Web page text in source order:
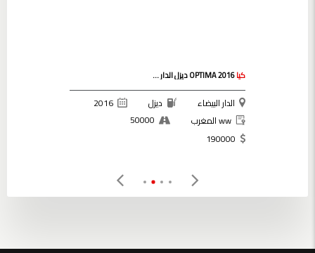
كيا
الدار البيضاء ديزل
2016
ww المغرب
50000
190000